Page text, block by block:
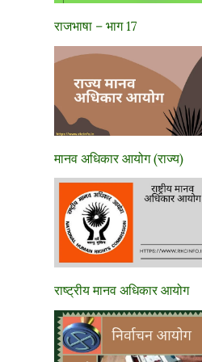
राजभाषा – भाग 17
मानव अधिकार आयोग (राज्य)
राष्ट्रीय मानव अधिकार आयोग